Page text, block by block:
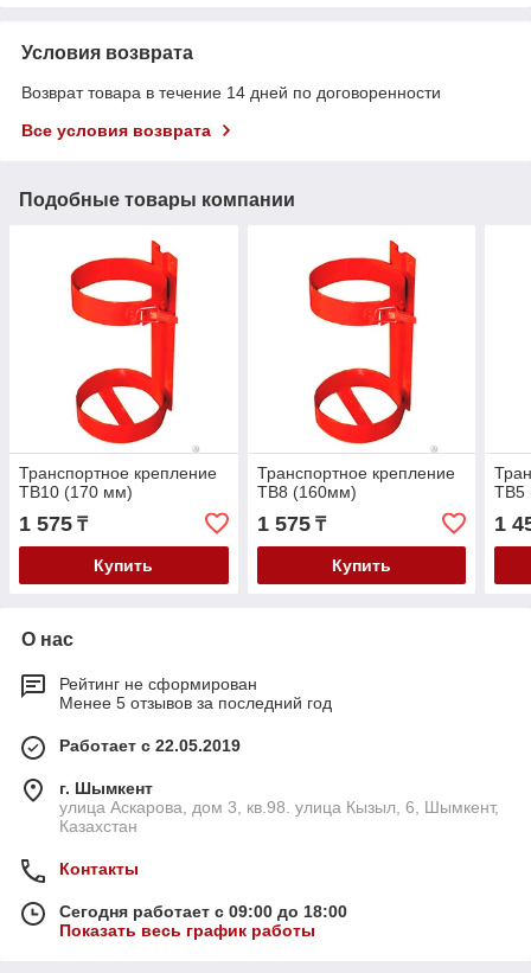
Условия возврата
Возврат товара в течение 14 дней по договоренности
Все условия возврата
Подобные товары компании
Транспортное крепление
ТВ10 (170 мм)
1 575 ₸
Купить
Транспортное крепление
ТВ8 (160мм)
1 575₸
Купить
ТВ5
1
О нас
Рейтинг не сформирован
Менее 5 отзывов за последний год
Работает с 22.05.2019
г. Шымкент
улица Аскарова, дом 3, кв.98. улица Кызыл, 6, Шымкент,
Казахстан
Контакты
Сегодня работает с 09:00 до 18:00
Показать весь график работы